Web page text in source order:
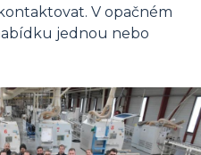
V opačném
jednou nebo